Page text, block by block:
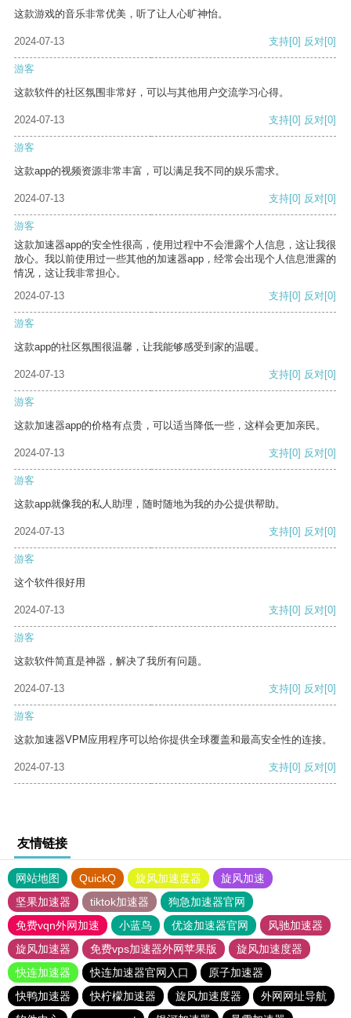
这款游戏的音乐非常优美，听了让人心旷神怡。
2024-07-13 支持[0] 反对[0]
游客
这款软件的社区氛围非常好，可以与其他用户交流学习心得。
2024-07-13 支持[0] 反对[0]
游客
这款app的视频资源非常丰富，可以满足我不同的娱乐需求。
2024-07-13 支持[0] 反对[0]
游客
这款加速器app的安全性很高，使用过程中不会泄露个人信息，这让我很
放心。我以前使用过一些其他的加速器app，经常会出现个人信息泄露的
情况，这让我非常担心。
2024-07-13
支持[0] 反对[0]
游客
这款app的社区氛围很温馨，让我能够感受到家的温暖。
2024-07-13 支持[0] 反对[0]
游客
这款加速器app的价格有点贵，可以适当降低一些，这样会更加亲民。
2024-07-13 支持[0] 反对[0]
游客
这款app就像我的私人助理，随时随地为我的办公提供帮助。
2024-07-13 支持[0] 反对[0]
游客
这个软件很好用
2024-07-13 支持[0] 反对[0]
游客
这款软件简直是神器，解决了我所有问题。
2024-07-13 支持[0] 反对[0]
游客
这款加速器VPM应用程序可以给你提供全球覆盖和最高安全性的连接。
2024-07-13 支持[0] 反对[0]
友情链接
网站地图 QuickQ 旋风加速度器
旋风加速
坚果加速器
tiktok加速器
狗急加速器官网
免费vqn外网加速
小蓝鸟 优途加速器官网
风驰加速器
旋风加速器
免费vps加速器外网苹果版
旋风加速度器
快连加速器
快连加速器官网入口
原子加速器
快鸭加速器
快柠檬加速器 旋风加速度器
外网网址导航